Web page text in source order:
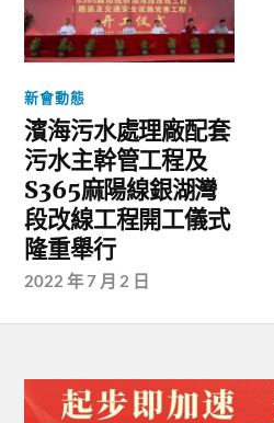
新會動態
濱海污水處理廠配套
污水主幹管工程及
S365麻陽線銀湖灣
段改線工程開工儀式
隆重舉行
2022 年 7 月 2 日